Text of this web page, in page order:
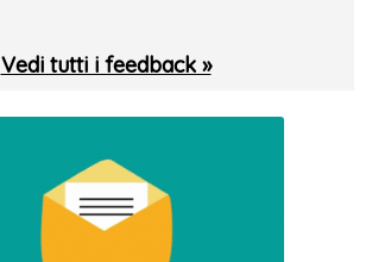
Vedi tutti i feedback »